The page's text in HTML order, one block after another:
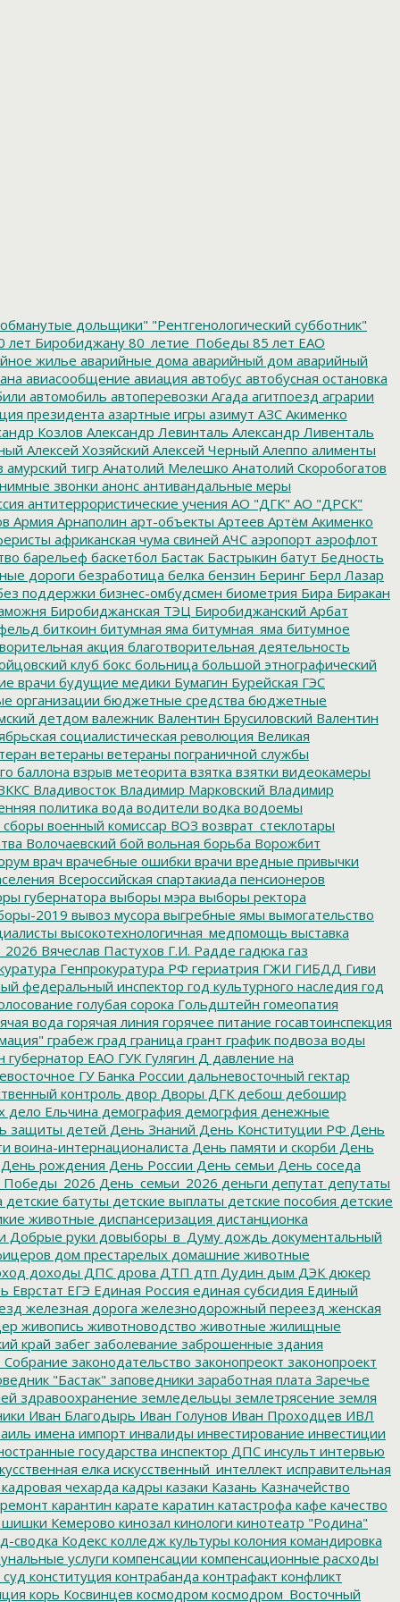
дольщики" "Рентгенологический субботник"
лет Биробиджану 80_летие_Победы 85 лет ЕАО
жилье аварийные дома аварийный дом аварийный
авиасообщение авиация автобус автобусная остановка
автомобиль автоперевозки Агада агитпоезд аграрии
президента азартные игры азимут АЗС Акименко
Козлов Александр Левинталь Александр Ливенталь
Алексей Хозяйский Алексей Черный Алеппо алименты
амурский тигр Анатолий Мелешко Анатолий Скоробогатов
звонки анонс антивандальные меры
антитеррористические учения АО "ДГК" АО "ДРСК"
Армия Арнаполин арт-объекты Артеев Артём Акименко
африканская чума свиней АЧС аэропорт аэрофлот
барельеф баскетбол Бастак Бастрыкин батут Бедность
дороги безработица белка бензин Беринг Берл Лазар
поддержки бизнес-омбудсмен биометрия Бира Биракан
Биробиджанская ТЭЦ Биробиджанский Арбат
биткоин битумная яма битумная_яма битумное
акция благотворительная деятельность
клуб бокс больница большой этнографический
врачи будущие медики Бумагин Бурейская ГЭС
организации бюджетные средства бюджетные
детдом валежник Валентин Брусиловский Валентин
социалистическая революция Великая
ветераны ветераны пограничной службы
баллона взрыв метеорита взятка взятки видеокамеры
Владивосток Владимир Марковский Владимир
политика вода водители водка водоемы
военный комиссар ВОЗ возврат_стеклотары
Волочаевский бой вольная борьба Ворожбит
врач врачебные ошибки врачи вредные привычки
Всероссийская спартакиада пенсионеров
губернатора выборы мэра выборы ректора
2019 вывоз мусора выгребные ямы вымогательство
высокотехнологичная_медпомощь выставка
Вячеслав Пастухов Г.И. Радде гадюка газ
Генпрокуратура РФ гериатрия ГЖИ ГИБДД Гиви
федеральный инспектор год культурного наследия год
голубая сорока Гольдштейн гомеопатия
вода горячая линия горячее питание госавтоинспекция
грабеж град граница грант график подвоза воды
губернатор ЕАО ГУК Гулягин Д давление на
ГУ Банка России дальневосточный гектар
контроль двор Дворы ДГК дебош дебошир
дело Ельчина демография демогрфия денежные
защиты детей День Знаний День Конституции РФ День
воина-интернационалиста День памяти и скорби День
рождения День России День семьи День соседа
День_семьи_2026 деньги депутат депутаты
детские батуты детские выплаты детские пособия детские
животные диспансеризация дистанционка
Добрые руки довыборы_в_Думу дождь документальный
дом престарелых домашние животные
доходы ДПС дрова ДТП дтп Дудин дым ДЭК дюкер
Еврстат ЕГЭ Единая Россия единая субсидия Единый
железная дорога железнодорожный переезд женская
живопись животноводство животные жилищные
край забег заболевание заброшенные здания
законодательство законопреокт законопроект
"Бастак" заповедники заработная плата Заречье
здравоохранение земледельцы землетрясение земля
Иван Благодырь Иван Голунов Иван Проходцев ИВЛ
имена импорт инвалиды инвестирование инвестиции
государства инспектор ДПС инсульт интервью
елка искусственный_интеллект исправительная
чехарда кадры казаки Казань Казначейство
карантин карате каратин катастрофа кафе качество
Кемерово кинозал кинологи кинотеатр "Родина"
сводка Кодекс колледж культуры колония командировка
услуги компенсации компенсационные расходы
конституция контрабанда контрафакт конфликт
корь Косвинцев космодром космодром_Восточный